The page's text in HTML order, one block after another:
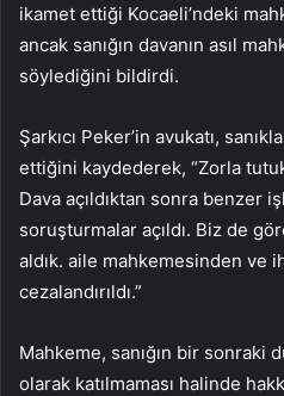
ikamet ettiği Kocaeli’ndeki
ancak sanığın davanın asıl
söylediğini bildirdi.
Şarkıcı Peker’in avukatı,
ettiğini kaydederek, “Zorla
Dava açıldıktan sonra benzer
soruşturmalar açıldı. Biz de
aldık. aile mahkemesinden ve
cezalandırıldı.”
Mahkeme, sanığın bir sonraki
olarak katılmaması halinde